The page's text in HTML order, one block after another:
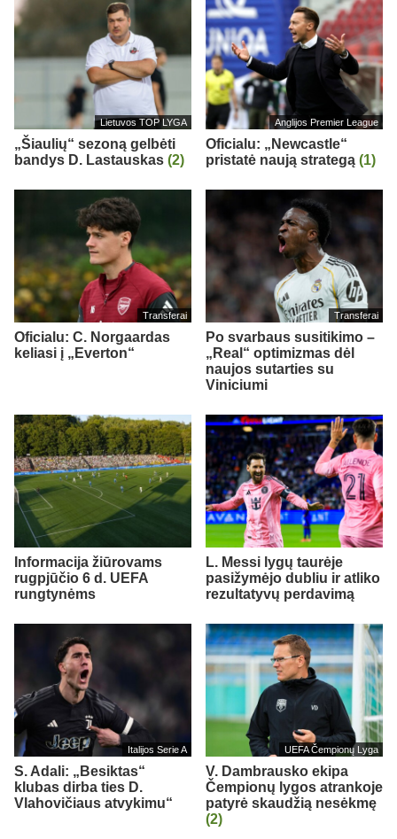
Lietuvos TOP LYGA
„Šiaulių“ sezoną gelbėti
bandys D. Lastauskas (2)
Anglijos Premier League
Oficialu: „Newcastle“
pristatė naują strategą (1)
Transferai
Oficialu: C. Norgaardas
keliasi į „Everton“
Transferai
Po svarbaus susitikimo –
„Real“ optimizmas dėl
naujos sutarties su
Viniciumi
Informacija žiūrovams
rugpjūčio 6 d. UEFA
rungtynėms
L. Messi lygų taurėje
pasižymėjo dubliu ir atliko
rezultatyvų perdavimą
Italijos Serie A
S. Adali: „Besiktas“
klubas dirba ties D.
Vlahovičiaus atvykimu“
UEFA Čempionų Lyga
V. Dambrausko ekipa
Čempionų lygos atrankoje
patyrė skaudžią nesėkmę
(2)